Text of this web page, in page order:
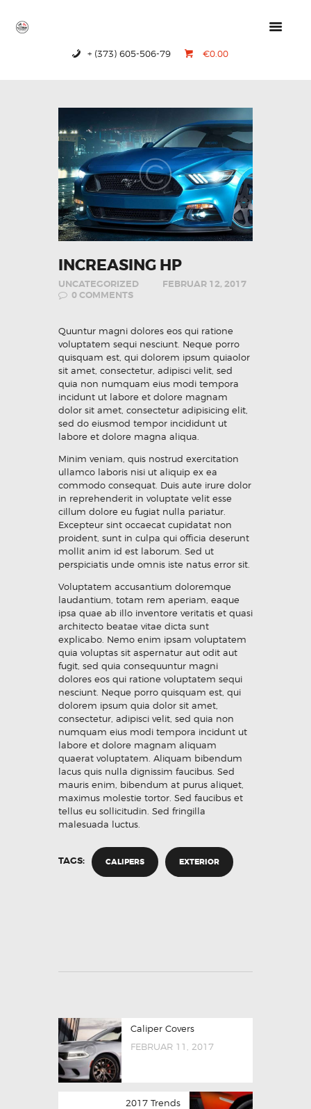
+ (373) 605-506-79 €0.00
ABOUT US
CONTACTS
INCREASING HP
UNCATEGORIZED
FEBRUAR 12, 2017
0COMMENTS
Quuntur magni dolores eos qui ratione
voluptatem sequi nesciunt. Neque porro
quisquam est, qui dolorem ipsum quiaolor
sit amet, consectetur, adipisci velit, sed
quia non numquam eius modi tempora
incidunt ut labore et dolore magnam
dolor sit amet, consectetur adipisicing elit,
sed do eiusmod tempor incididunt ut
labore et dolore magna aliqua.
Minim veniam, quis nostrud exercitation
ullamco laboris nisi ut aliquip ex ea
commodo consequat. Duis aute irure dolor
in reprehenderit in voluptate velit esse
cillum dolore eu fugiat nulla pariatur.
Excepteur sint occaecat cupidatat non
proident, sunt in culpa qui officia deserunt
mollit anim id est laborum. Sed ut
perspiciatis unde omnis iste natus error sit.
Voluptatem accusantium doloremque
laudantium, totam rem aperiam, eaque
ipsa quae ab illo inventore veritatis et quasi
architecto beatae vitae dicta sunt
explicabo. Nemo enim ipsam voluptatem
quia voluptas sit aspernatur aut odit aut
fugit, sed quia consequuntur magni
dolores eos qui ratione voluptatem sequi
nesciunt. Neque porro quisquam est, qui
dolorem ipsum quia dolor sit amet,
consectetur, adipisci velit, sed quia non
numquam eius modi tempora incidunt ut
labore et dolore magnam aliquam
quaerat voluptatem. Aliquam bibendum
lacus quis nulla dignissim faucibus. Sed
mauris enim, bibendum at purus aliquet,
maximus molestie tortor. Sed faucibus et
tellus eu sollicitudin. Sed fringilla
malesuada luctus.
TAGS: CALIPERS EXTERIOR
Caliper Covers
FEBRUAR 11, 2017
2017 Trends